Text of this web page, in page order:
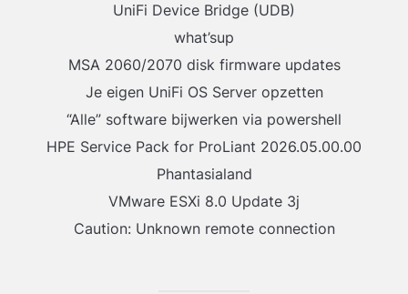
UniFi Device Bridge (UDB)
what’sup
MSA 2060/2070 disk firmware updates
Je eigen UniFi OS Server opzetten
“Alle” software bijwerken via powershell
HPE Service Pack for ProLiant 2026.05.00.00
Phantasialand
VMware ESXi 8.0 Update 3j
Caution: Unknown remote connection